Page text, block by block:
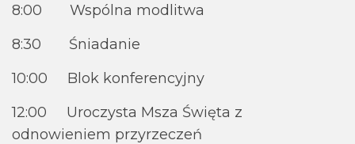
8:00 Wspólna modlitwa
8:30 Śniadanie
10:00 Blok konferencyjny
12:00 Uroczysta Msza Święta z
odnowieniem przyrzeczeń